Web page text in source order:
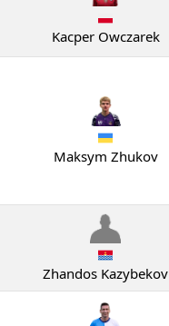
Kacper Owczarek
Maksym Zhukov
Zhandos Kazybekov